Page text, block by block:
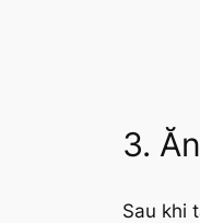
3.
Sau khi